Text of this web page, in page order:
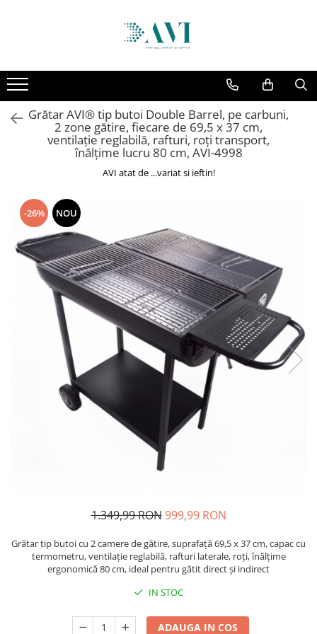
Casa
Accesorii uscatoare rufe
Aparate electrocasnice & accesorii
Aparate si accesorii intretinere
Accesorii pentru ochelari si lentile
Perii de par si piepteni
Unghiere si clesti manichiura &
pedichiura
Baie
Baterii sanitare baie
Coloane de dus si seturi de dus
Odorizant toaleta
Oglinzi si mobilier baie
Ascutitoare cutite
Baterii sanitare bucatarie
Cantare de bucatarie
Curatatoare legume si fructe
Polonice, linguri si clesti de
bucatarie
Prese si storcatoare manuale
Tacamuri si seturi
Grătar AVI® tip butoi Double Barrel, pe carbuni,
2 zone gătire, fiecare de 69,5 x 37 cm,
ventilație reglabilă, rafturi, roți transport,
înălțime lucru 80 cm, AVI-4998
AVI atat de ...variat si ieftin!
-26% NOU
1.349,99 RON 999,99 RON
Grătar tip butoi cu 2 camere de gătire, suprafață 69,5 x 37 cm, capac cu
termometru, ventilație reglabilă, rafturi laterale, roți, înălțime
ergonomică 80 cm, ideal pentru gătit direct și indirect
IN STOC
ADAUGA IN COS